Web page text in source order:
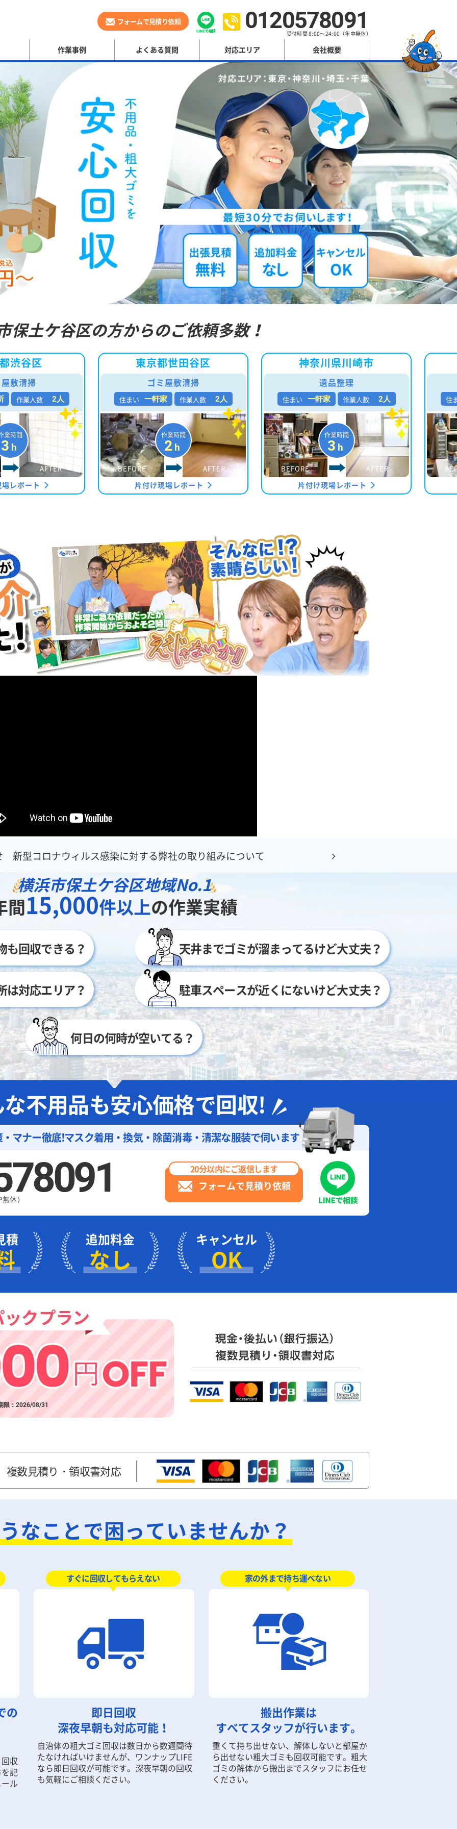
フォームで見積り依頼 0120578091
受付時間 8:00〜24:00（年中無休）
作業事例 よくある質問 対応エリア 会社概要
保土ケ谷区の方からのご依頼多数！
渋谷区
敷清掃
作業人数 2人
AFTER
業時間
3 h
レポート
東京都世田谷区
ゴミ屋敷清掃
住まい 一軒家 作業人数 2人
BEFORE AFTER
作業時間
2 h
片付け現場レポート
神奈川県川崎市
遺品整理
住まい 一軒家 作業人数 2人
BEFORE AFTER
作業時間
3 h
片付け現場レポート
住
新型コロナウィルス感染に対する弊社の取り組みについて
横浜市保土ケ谷区地域No.1
間15,000件以上の作業実績
も回収できる？ 天井までゴミが溜まってるけど大丈夫？
は対応エリア？ 駐車スペースが近くにないけど大丈夫？
何日の何時が空いてる？
不用品も安心価格で回収!
マナー徹底!マスク着用・換気・除菌消毒・清潔な服装で伺います
休）
フォームで見積り依頼
20分以内にご返信します
積 追加料金
なし
キャンセル
OK
限：2026/08/31
複数見積り・領収書対応
なことで困っていませんか？
の
収
記
ル
すぐに回収してもらえない
即日回収
深夜早朝も対応可能！
自治体の粗大ゴミ回収は数日から数週間待
たなければいけませんが、ワンナップLIFE
なら即日回収が可能です。深夜早朝の回収
も気軽にご相談ください。
家の外まで持ち運べない
搬出作業は
すべてスタッフが行います。
重くて持ち出せない、解体しないと部屋か
ら出せない粗大ゴミも回収可能です。粗大
ゴミの解体から搬出までスタッフにお任せ
ください。